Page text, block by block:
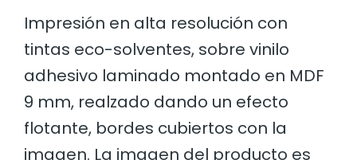
Impresión en alta resolución con
tintas eco-solventes, sobre vinilo
adhesivo laminado montado en MDF
9 mm, realzado dando un efecto
flotante, bordes cubiertos con la
imagen. La imagen del producto es